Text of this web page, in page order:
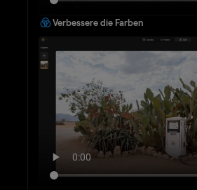
Verbessere die Farben